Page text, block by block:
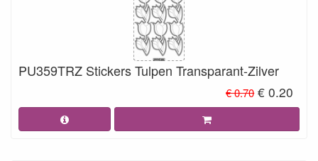
PU359TRZ Stickers Tulpen Transparant-Zilver
€ 0.70 € 0.20